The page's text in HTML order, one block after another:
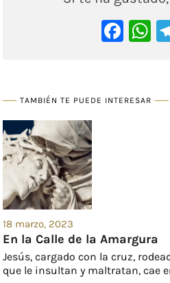
TAMBIÉN TE PUEDE INTERESAR
18 marzo, 2023
En la Calle de la Amargura
Jesús, cargado con la cruz,
que le insultan y maltratan, cae